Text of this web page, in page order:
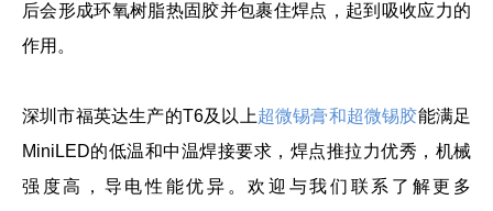
后会形成环氧树脂热固胶并包裹住焊点，起到吸收应力的
作用。
深圳市福英达生产的T6及以上超微锡膏和超微锡胶能满足
MiniLED的低温和中温焊接要求，焊点推拉力优秀，机械
强度高，导电性能优异。欢迎与我们联系了解更多